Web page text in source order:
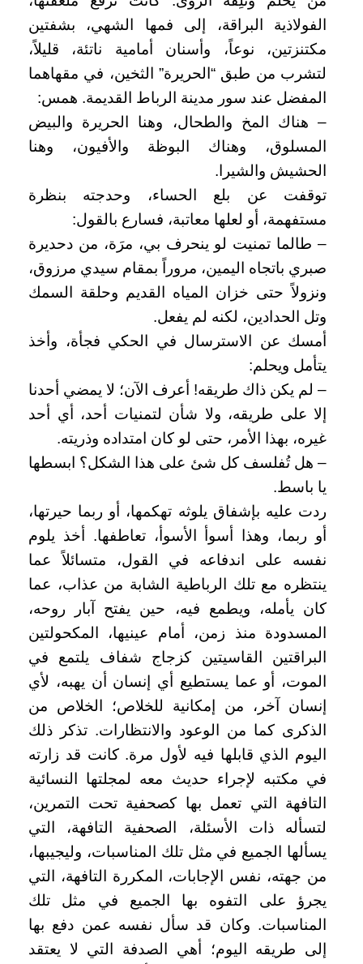
الفولاذية البراقة، إلى فمها الشهي، بشفتين
مكتنزتين، نوعاً، وأسنان أمامية ناتئة، قليلاً،
لتشرب من طبق “الحريرة” الثخين، في مقهاهما
المفضل عند سور مدينة الرباط القديمة. همس:
– هناك المخ والطحال، وهنا الحريرة والبيض
المسلوق، وهناك البوظة والأفيون، وهنا
الحشيش والشيرا.
توقفت عن بلع الحساء، وحدجته بنظرة
مستفهمة، أو لعلها معاتبة، فسارع بالقول:
– طالما تمنيت لو ينحرف بي، مرَة، من دحديرة
صبري باتجاه اليمين، مروراً بمقام سيدي مرزوق،
ونزولاً حتى خزان المياه القديم وحلقة السمك
وتل الحدادين، لكنه لم يفعل.
أمسك عن الاسترسال في الحكي فجأة، وأخذ
يتأمل ويحلم:
– لم يكن ذاك طريقه! أعرف الآن؛ لا يمضي أحدنا
إلا على طريقه، ولا شأن لتمنيات أحد، أي أحد
غيره، بهذا الأمر، حتى لو كان امتداده وذريته.
– هل تُفلسف كل شئ على هذا الشكل؟ ابسطها
يا باسط.
ردت عليه بإشفاق يلوثه تهكمها، أو ربما حيرتها،
أو ربما، وهذا أسوأ الأسوأ، تعاطفها. أخذ يلوم
نفسه على اندفاعه في القول، متسائلاً عما
ينتظره مع تلك الرباطية الشابة من عذاب، عما
كان يأمله، ويطمع فيه، حين يفتح آبار روحه،
المسدودة منذ زمن، أمام عينيها، المكحولتين
البراقتين القاسيتين كزجاج شفاف يلتمع في
الموت، أو عما يستطيع أي إنسان أن يهبه، لأي
إنسان آخر، من إمكانية للخلاص؛ الخلاص من
الذكرى كما من الوعود والانتظارات. تذكر ذلك
اليوم الذي قابلها فيه لأول مرة. كانت قد زارته
في مكتبه لإجراء حديث معه لمجلتها النسائية
التافهة التي تعمل بها كصحفية تحت التمرين،
لتسأله ذات الأسئلة، الصحفية التافهة، التي
يسألها الجميع في مثل تلك المناسبات، وليجيبها،
من جهته، نفس الإجابات، المكررة التافهة، التي
يجرؤ على التفوه بها الجميع في مثل تلك
المناسبات. وكان قد سأل نفسه عمن دفع بها
إلى طريقه اليوم؛ أهي الصدفة التي لا يعتقد